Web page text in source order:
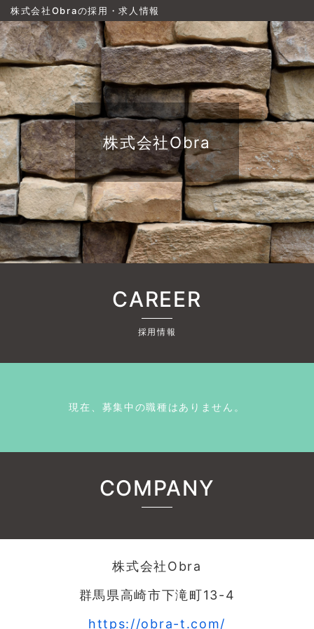
株式会社Obraの採用・求人情報
株式会社Obra
CAREER
採用情報
現在、募集中の職種はありません。
COMPANY
株式会社Obra
群馬県高崎市下滝町13-4
https://obra-t.com/